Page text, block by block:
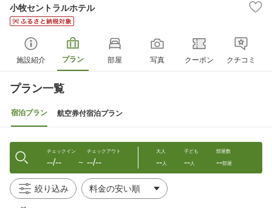
小牧セントラルホテル
施設紹介 プラン 部屋 写真 クーポン クチコミ
プラン一覧
宿泊プラン 航空券付宿泊プラン
チェックイン
--/-- 〜
チェックアウト
--/--
大人
--人
子ども
--人
部屋数
--部屋
絞り込み